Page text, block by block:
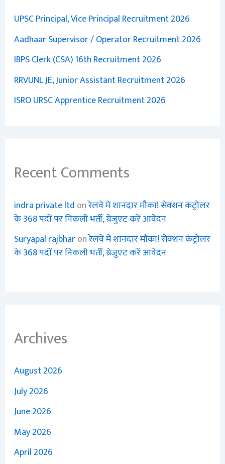
UPSC Principal, Vice Principal Recruitment 2026
Aadhaar Supervisor / Operator Recruitment 2026
IBPS Clerk (CSA) 16th Recruitment 2026
RRVUNL JE, Junior Assistant Recruitment 2026
ISRO URSC Apprentice Recruitment 2026
Recent Comments
indra private ltd onरेलवे में शानदार मौका! सेक्शन कंट्रोलर
के 368 पदों पर निकली भर्ती, ग्रेजुएट करें आवेदन
Suryapal rajbharonरेलवे में शानदार मौका! सेक्शन कंट्रोलर
के 368 पदों पर निकली भर्ती, ग्रेजुएट करें आवेदन
Archives
August 2026
July 2026
June 2026
May 2026
April 2026